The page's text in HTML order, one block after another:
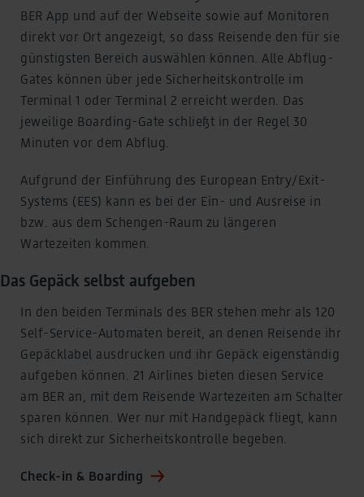
BER App und auf der Webseite sowie auf Monitoren
direkt vor Ort angezeigt, so dass Reisende den für sie
günstigsten Bereich auswählen können. Alle Abflug-
Gates können über jede Sicherheitskontrolle im
Terminal 1 oder Terminal 2 erreicht werden. Das
jeweilige Boarding-Gate schließt in der Regel 30
Minuten vor dem Abflug.
Aufgrund der Einführung des European Entry/Exit-
Systems (EES) kann es bei der Ein- und Ausreise in
bzw. aus dem Schengen-Raum zu längeren
Wartezeiten kommen.
Das Gepäck selbst aufgeben
In den beiden Terminals des BER stehen mehr als 120
Self-Service-Automaten bereit, an denen Reisende ihr
Gepäcklabel ausdrucken und ihr Gepäck eigenständig
aufgeben können. 21 Airlines bieten diesen Service
am BER an, mit dem Reisende Wartezeiten am Schalter
sparen können. Wer nur mit Handgepäck fliegt, kann
sich direkt zur Sicherheitskontrolle begeben.
Check-in & Boarding